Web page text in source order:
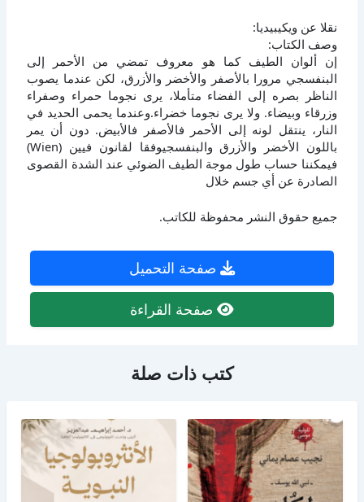
نقلا عن ويكيبيديا:
وصف الكتاب:
إن ألوان الطيف كما هو معروف تمضي من الأحمر إلى
البنفسجي مرورا بالأصفر والأخضر والأزرق، لكن عندما يصوب
الناظر بصره إلى الفضاء متأملا، يرى نجوما حمراء وصفراء
وزرقاء وبيضاء. ولا يرى نجوما خضراء.وعندما يحمى الحديد في
النار، ينتقل لونه إلى الأحمر فالأصفر فالأبيض. دون أن يمر
باللون الأخضر والأزرق والبنفسجيوفقا لقانون فيين (Wien)
فيمكننا حساب طول موجة الطيف الضوئي عند الشدة القصوى
الصادرة عن أي جسم خلال
جميع حقوق النشر محفوظة للكاتب.
صفحة التحميل
صفحة القراءة
كتب ذات صلة